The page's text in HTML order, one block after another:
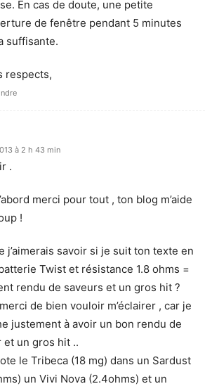
En cas de doute, une petite
de fenêtre pendant 5 minutes
suffisante.
respects,
à 2 h 43 min
.
merci pour tout , ton blog m’aide
!
j’aimerais savoir si je suit ton texte en
Twist et résistance 1.8 ohms =
rendu de saveurs et un gros hit ?
de bien vouloir m’éclairer , car je
justement à avoir un bon rendu de
et un gros hit ..
le Tribeca (18 mg) dans un Sardust
un Vivi Nova (2.4ohms) et un